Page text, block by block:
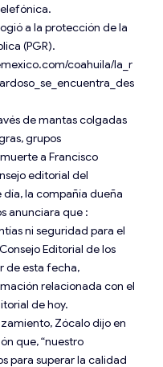
a la protección de la
(PGR).
coahuila/la_r
de mantas colgadas
grupos
a Francisco
editorial del
la compañía dueña
anunciara que :
ni seguridad para el
Editorial de los
de esta fecha,
relacionada con el
de hoy.
Zócalo dijo en
que, “nuestro
para superar la calidad